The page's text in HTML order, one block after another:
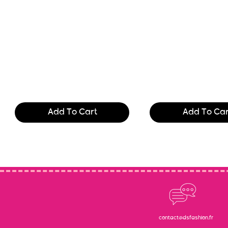
Add To Cart Add To
contact@dsfashion.fr